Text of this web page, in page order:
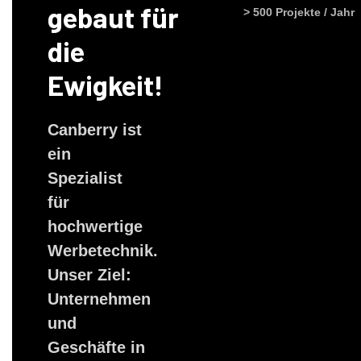
gebaut für
die
Ewigkeit!​
Canberry ist
ein
Spezialist
für
hochwertige
Werbetechnik.
Unser Ziel:
Unternehmen
und
Geschäfte in
> 500 Projekte / Jahr